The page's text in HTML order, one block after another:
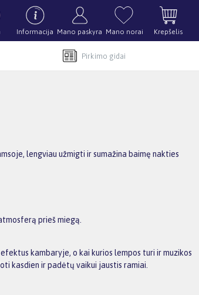
Informacija Mano paskyra Mano norai Krepšelis
Pirkimo gidai
lengviau užmigti ir sumažina baimę nakties
prieš miegą.
kambaryje, o kai kurios lempos turi ir muzikos
kasdien ir padėtų vaikui jaustis ramiai.